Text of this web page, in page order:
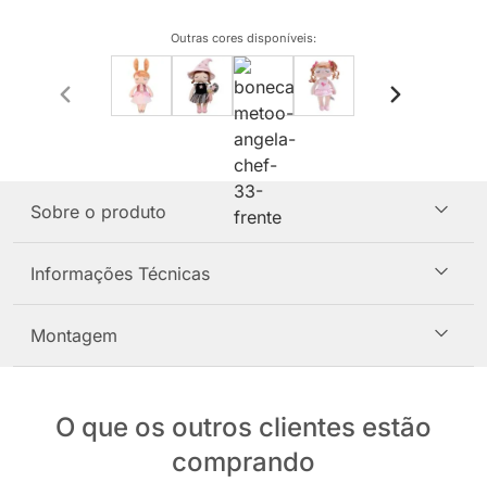
Outras cores disponíveis:
Sobre o produto
Informações Técnicas
Montagem
O que os outros clientes estão
comprando